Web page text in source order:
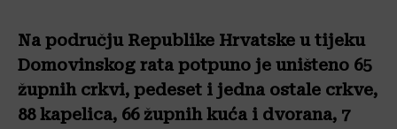
Na području Republike Hrvatske u tijeku
Domovinskog rata potpuno je uništeno 65
župnih crkvi, pedeset i jedna ostale crkve,
88 kapelica, 66 župnih kuća i dvorana, 7